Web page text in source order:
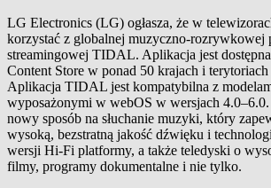
LG Electronics (LG) ogłasza, że w
korzystać z globalnej muzyczno-rozrywkowej
streamingowej TIDAL. Aplikacja jest
Content Store w ponad 50 krajach i terytoriach
Aplikacja TIDAL jest kompatybilna z
wyposażonymi w webOS w wersjach
nowy sposób na słuchanie muzyki, który
wysoką, bezstratną jakość dźwięku i
wersji Hi-Fi platformy, a także teledyski o
filmy, programy dokumentalne i nie tylko.